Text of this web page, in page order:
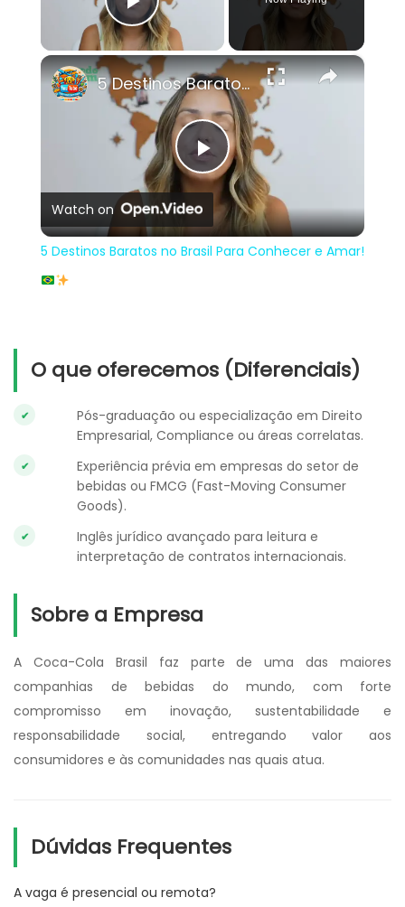
Play Video
×
Play
Video
5 Destinos Baratos no Brasil Para Conhecer e Amar!
Watch on
5 Destinos Baratos no Brasil Para Conhecer e Amar!
O que oferecemos (Diferenciais)
Pós-graduação ou especialização em Direito
Empresarial, Compliance ou áreas correlatas.
Experiência prévia em empresas do setor de
bebidas ou FMCG (Fast-Moving Consumer
Goods).
Inglês jurídico avançado para leitura e
interpretação de contratos internacionais.
Sobre a Empresa
A Coca-Cola Brasil faz parte de uma das maiores
companhias de bebidas do mundo, com forte
compromisso em inovação, sustentabilidade e
responsabilidade social, entregando valor aos
consumidores e às comunidades nas quais atua.
Dúvidas Frequentes
A vaga é presencial ou remota?